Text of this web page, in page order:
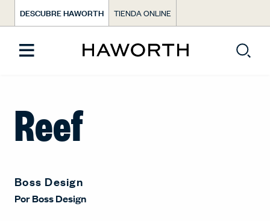
DESCUBRE HAWORTH TIENDA ONLINE
Reef
Boss Design
PorBoss Design